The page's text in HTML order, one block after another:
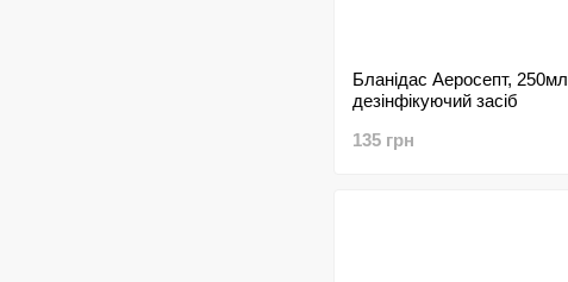
Бланідас Аеросепт, 250мл
дезінфікуючий засіб
135 грн